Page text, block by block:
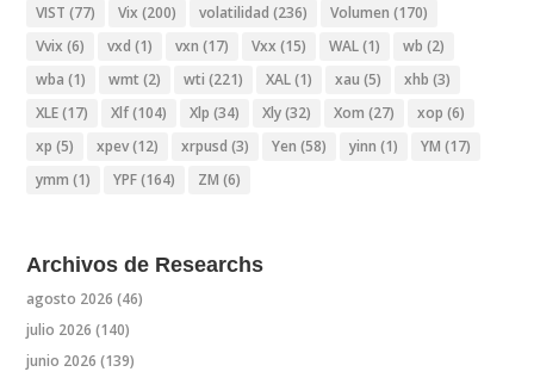
VIST (77) Vix (200) volatilidad (236) Volumen (170)
Vvix (6) vxd (1) vxn (17) Vxx (15) WAL(1) wb (2)
wba (1) wmt (2) wti (221) XAL(1) xau (5) xhb (3)
XLE(17) Xlf(104) Xlp (34) Xly(32) Xom (27) xop (6)
xp (5) xpev(12) xrpusd (3) Yen (58) yinn (1) YM (17)
ymm (1) YPF(164) ZM (6)
Archivos de Researchs
agosto 2026 (46)
julio 2026 (140)
junio 2026 (139)